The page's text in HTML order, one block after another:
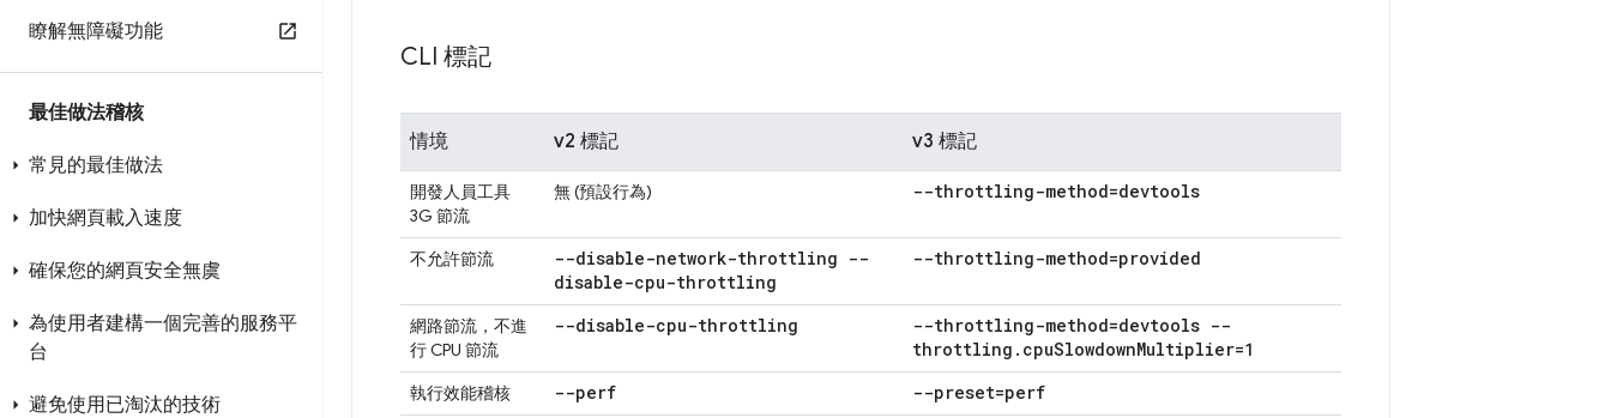
瞭解無障礙功能
最佳做法稽核
常見的最佳做法
加快網頁載入速度
確保您的網頁安全無虞
為使用者建構一個完善的服務平
台
避免使用已淘汰的技術
CLI 標記
情境 v2 標記 v3 標記
開發人員工具
3G 節流
無 (預設行為) --throttling-method=devtools
不允許節流
--disable-network-throttling --
disable-cpu-throttling
--throttling-method=provided
網路節流，不進
行 CPU 節流
--disable-cpu-throttling
--throttling-method=devtools --
throttling . cpuSlowdownMultiplier=1
執行效能稽核 --perf --preset=perf